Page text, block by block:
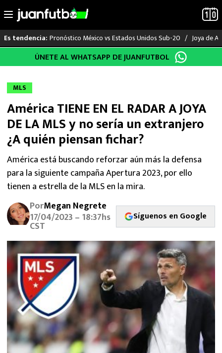
al
Es tendencia: Pronóstico México vs Estados Unidos Sub-20 Joya de
LO ÚLTIMO
LIGA MX
RAYADOS
PUMAS
ATLANTE
SELECCIÓN MEXICANA
FUTBOL INTERNACIONAL
MEXICANOS EN EL EXTRANJERO
FUTBOL ESTUFA
FÓRMULA 1
BOXEO
LIGA MX
ÚNETE AL WHATSAPP DE JUANFUTBOL
MLS
América TIENE EN EL RADAR A JOYA
DE LA MLS y no sería un extranjero
¿A quién piensan fichar?
América está buscando reforzar aún más la defensa
para la siguiente campaña Apertura 2023, por ello
tienen a estrella de la MLS en la mira.
PorMegan Negrete
17/04/2023 – 18:37hs
CST
Síguenos en Google